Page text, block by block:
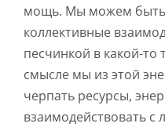
мощь. Мы можем
коллективные
песчинкой в какой-то
смысле мы из этой
черпать ресурсы,
взаимодействовать с